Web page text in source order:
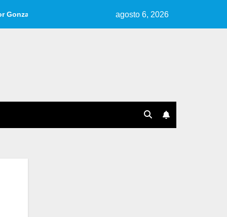
Reseña de «Cuentos, Ideas, Fragmentos» | Por Ana
agosto 6, 2026